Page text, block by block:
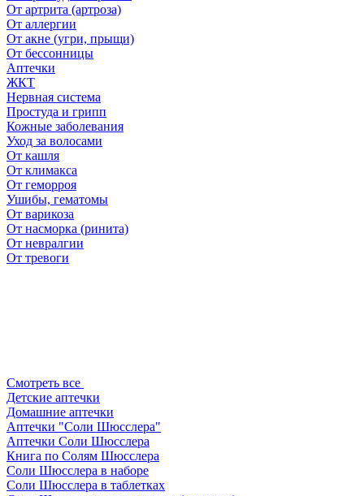
От артрита (артроза)
От аллергии
От акне (угри, прыщи)
От бессонницы
Аптечки
ЖКТ
Нервная система
Простуда и грипп
Кожные заболевания
Уход за волосами
От кашля
От климакса
От геморроя
Ушибы, гематомы
От варикоза
От насморка (ринита)
От невралгии
От тревоги
Смотреть все
Детские аптечки
Домашние аптечки
Аптечки "Соли Шюсслера"
Аптечки Соли Шюсслера
Книга по Солям Шюсслера
Соли Шюсслера в наборе
Соли Шюсслера в таблетках